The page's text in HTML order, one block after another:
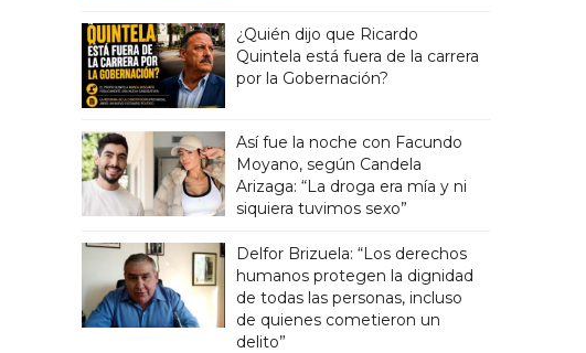
¿Quién dijo que Ricardo
Quintela está fuera de la carrera
por la Gobernación?
Así fue la noche con Facundo
Moyano, según Candela
Arizaga: “La droga era mía y ni
siquiera tuvimos sexo”
Delfor Brizuela: “Los derechos
humanos protegen la dignidad
de todas las personas, incluso
de quienes cometieron un
delito”